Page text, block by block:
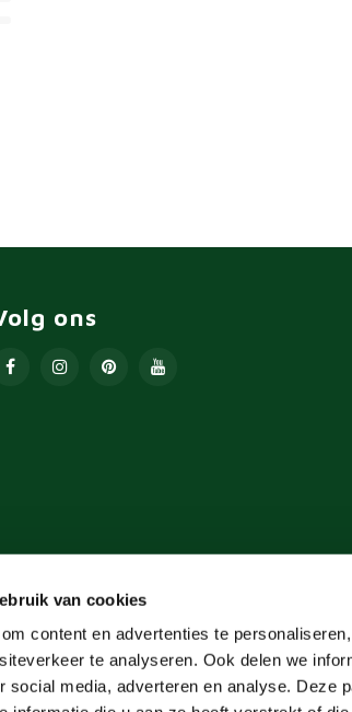
van cookies
content en advertenties te
te analyseren. Ook delen we
social media, adverteren en analyse. Deze
ons